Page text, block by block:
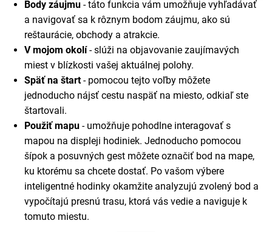
Body záujmu - táto funkcia vám umožňuje vyhľadávať
a navigovať sa k rôznym bodom záujmu, ako sú
reštaurácie, obchody a atrakcie.
V mojom okolí- slúži na objavovanie zaujímavých
miest v blízkosti vašej aktuálnej polohy.
Späť na štart- pomocou tejto voľby môžete
jednoducho nájsť cestu naspäť na miesto, odkiaľ ste
štartovali.
Použiť mapu - umožňuje pohodlne interagovať s
mapou na displeji hodiniek. Jednoducho pomocou
šípok a posuvných gest môžete označiť bod na mape,
ku ktorému sa chcete dostať. Po vašom výbere
inteligentné hodinky okamžite analyzujú zvolený bod a
vypočítajú presnú trasu, ktorá vás vedie a naviguje k
tomuto miestu.